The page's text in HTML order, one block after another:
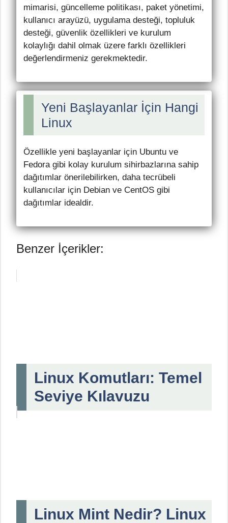
mimarisi, güncelleme politikası, paket yönetimi,
kullanıcı arayüzü, uygulama desteği, topluluk
desteği, güvenlik özellikleri ve kurulum
kolaylığı dahil olmak üzere farklı özellikleri
değerlendirmeniz gerekmektedir.
Yeni Başlayanlar İçin Hangi
Linux
Özellikle yeni başlayanlar için Ubuntu ve
Fedora gibi kolay kurulum sihirbazlarına sahip
dağıtımlar önerilebilirken, daha tecrübeli
kullanıcılar için Debian ve CentOS gibi
dağıtımlar idealdir.
Benzer İçerikler:
Linux Komutları: Temel
Seviye Kılavuzu
Linux Mint Nedir? Linux